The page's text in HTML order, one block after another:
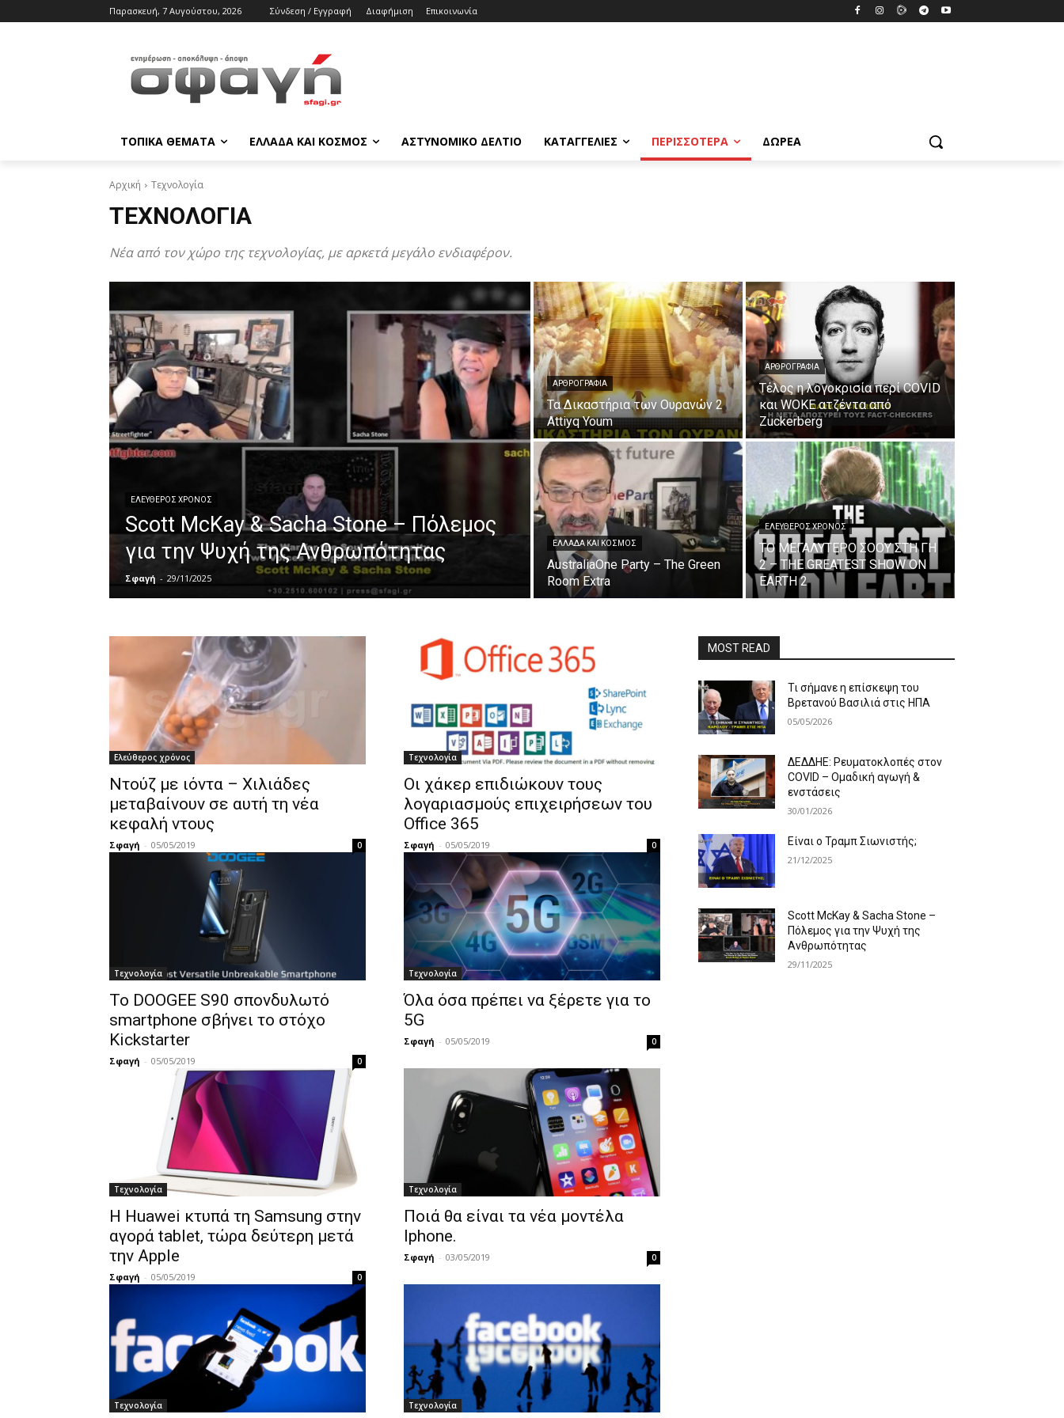
Παρασκευή, 7 Αυγούστου, 2026 Σύνδεση / Εγγραφή Διαφήμιση Επικοινωνία
ΤΟΠΙΚΑ ΘΕΜΑΤΑ ΕΛΛΑΔΑ ΚΑΙ ΚΟΣΜΟΣ ΑΣΤΥΝΟΜΙΚΟ ΔΕΛΤΙΟ ΚΑΤΑΓΓΕΛΙΕΣ ΠΕΡΙΣΣΟΤΕΡΑ ΔΩΡΕΆ
Αρχική Τεχνολογία
ΤΕΧΝΟΛΟΓΊΑ
Νέα από τον χώρο της τεχνολογίας, με αρκετά μεγάλο ενδιαφέρον.
ΕΛΕΎΘΕΡΟΣ ΧΡΌΝΟΣ
Scott McKay & Sacha Stone – Πόλεμος
για την Ψυχή της Ανθρωπότητας
Σφαγή - 29/11/2025
ΑΡΘΡΟΓΡΑΦΊΑ
Τα Δικαστήρια των Ουρανών 2
Attiyq Youm
ΑΡΘΡΟΓΡΑΦΊΑ
Τέλος η λογοκρισία περί COVID
και WOKE ατζέντα από
Zuckerberg
ΕΛΛΆΔΑ ΚΑΙ ΚΌΣΜΟΣ
AustraliaOne Party – The Green
Room Extra
ΕΛΕΎΘΕΡΟΣ ΧΡΌΝΟΣ
ΤΟ ΜΕΓΑΛΥΤΕΡΟ ΣΟΟΥ ΣΤΗ ΓΗ
2 – THE GREATEST SHOW ON
EARTH 2
Ελεύθερος χρόνος
Ντούζ με ιόντα – Χιλιάδες
μεταβαίνουν σε αυτή τη νέα
κεφαλή ντους
Σφαγή - 05/05/2019 0
Τεχνολογία
Οι χάκερ επιδιώκουν τους
λογαριασμούς επιχειρήσεων του
Office 365
Σφαγή - 05/05/2019 0
Τεχνολογία
Το DOOGEE S90 σπονδυλωτό
smartphone σβήνει το στόχο
Kickstarter
Σφαγή - 05/05/2019 0
Τεχνολογία
Όλα όσα πρέπει να ξέρετε για το
5G
Σφαγή - 05/05/2019 0
Τεχνολογία
Η Huawei κτυπά τη Samsung στην
αγορά tablet, τώρα δεύτερη μετά
την Apple
Σφαγή - 05/05/2019 0
Τεχνολογία
Ποιά θα είναι τα νέα μοντέλα
Iphone.
Σφαγή - 03/05/2019 0
Τεχνολογία Τεχνολογία
MOST READ
Τι σήμανε η επίσκεψη του
Βρετανού Βασιλιά στις ΗΠΑ
05/05/2026
ΔΕΔΔΗΕ: Ρευματοκλοπές στον
COVID – Ομαδική αγωγή &
ενστάσεις
30/01/2026
Είναι ο Τραμπ Σιωνιστής;
21/12/2025
Scott McKay & Sacha Stone –
Πόλεμος για την Ψυχή της
Ανθρωπότητας
29/11/2025